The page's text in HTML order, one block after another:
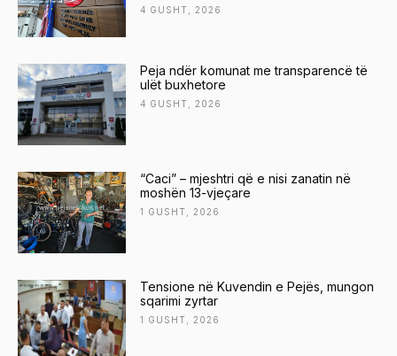
4 GUSHT, 2026
Peja ndër komunat me transparencë të
ulët buxhetore
4 GUSHT, 2026
“Caci” – mjeshtri që e nisi zanatin në
moshën 13-vjeçare
1 GUSHT, 2026
Tensione në Kuvendin e Pejës, mungon
sqarimi zyrtar
1 GUSHT, 2026